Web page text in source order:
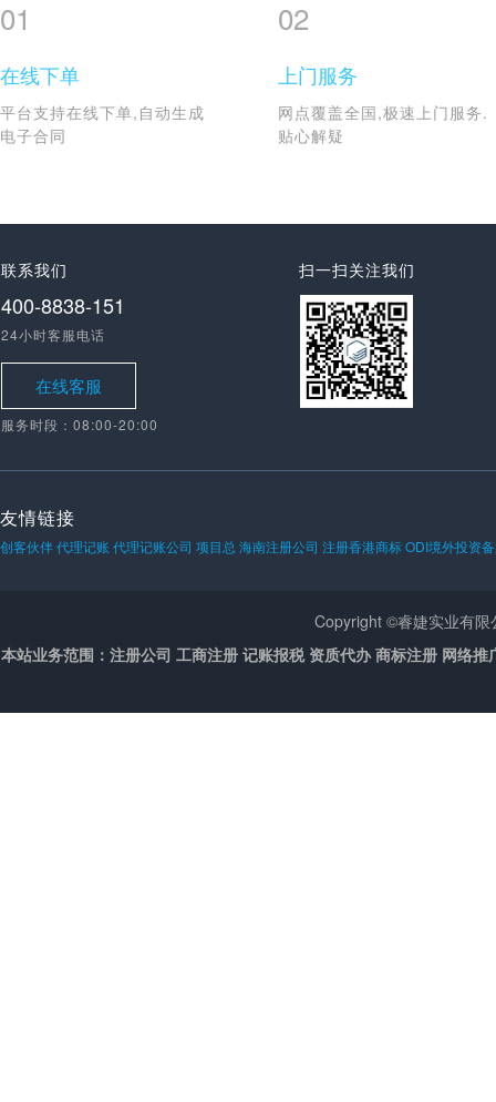
01
在线下单
平台支持在线下单,自动生成
电子合同
02
上门服务
网点覆盖全国,极速上门服务.
贴心解疑
联系我们
400-8838-151
24小时客服电话
在线客服
服务时段：08:00-20:00
扫一扫关注我们
友情链接
创客伙伴代理记账 代理记账公司 项目总 海南注册公司 注册香港商标ODI境外投资
Copyright ©睿婕实业有
本站业务范围：注册公司 工商注册 记账报税 资质代办 商标注册 网络